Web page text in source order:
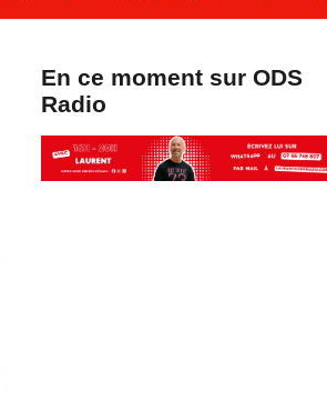
En ce moment sur ODS
Radio